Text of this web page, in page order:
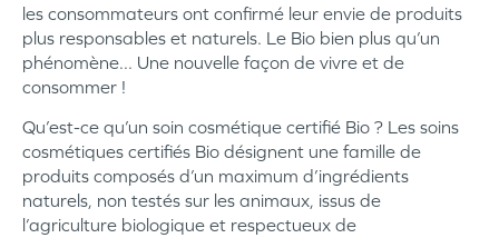
les consommateurs ont confirmé leur envie de produits
plus responsables et naturels. Le Bio bien plus qu’un
phénomène... Une nouvelle façon de vivre et de
consommer !
Qu’est-ce qu’un soin cosmétique certifié Bio ? Les soins
cosmétiques certifiés Bio désignent une famille de
produits composés d’un maximum d’ingrédients
naturels, non testés sur les animaux, issus de
l’agriculture biologique et respectueux de